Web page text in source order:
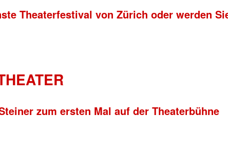
Theaterfestival von Zürich oder werden
zum ersten Mal auf der Theaterbühne